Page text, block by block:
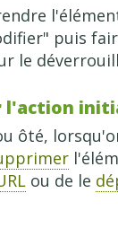
puis
le
l'action
ôté,
ou de le